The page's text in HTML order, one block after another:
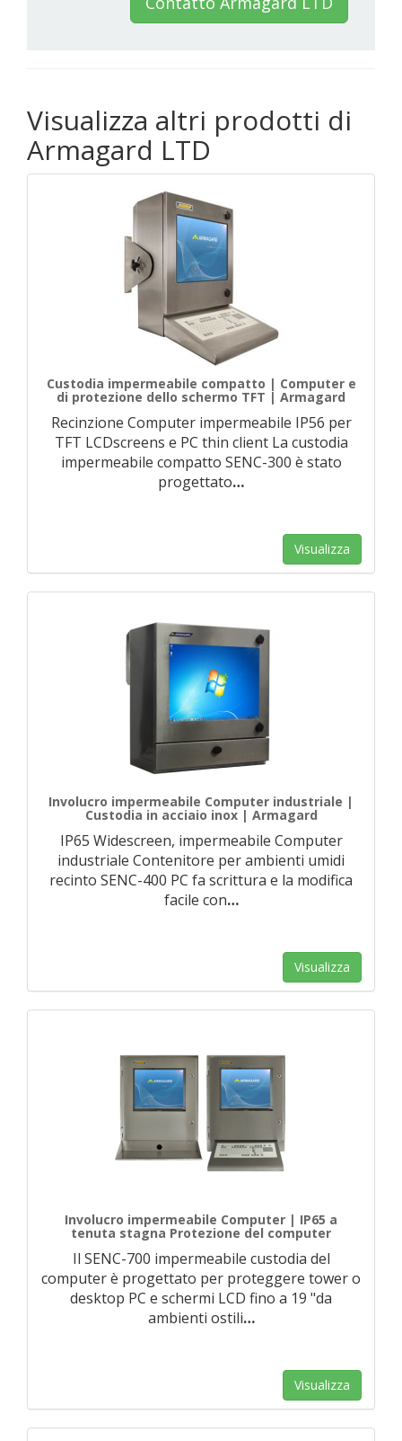
Visualizza altri prodotti di
Armagard LTD
Custodia impermeabile compatto | Computer e
di protezione dello schermo TFT | Armagard
Recinzione Computer impermeabile IP56 per
TFT LCDscreens e PC thin client La custodia
impermeabile compatto SENC-300 è stato
progettato…
Visualizza
Involucro impermeabile Computer industriale |
Custodia in acciaio inox | Armagard
IP65 Widescreen, impermeabile Computer
industriale Contenitore per ambienti umidi
recinto SENC-400 PC fa scrittura e la modifica
facile con…
Visualizza
Involucro impermeabile Computer | IP65 a
tenuta stagna Protezione del computer
Il SENC-700 impermeabile custodia del
computer è progettato per proteggere tower o
desktop PC e schermi LCD fino a 19 "da
ambienti ostili…
Visualizza